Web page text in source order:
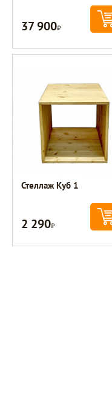
37 900Р
Стеллаж Куб 1
2 290Р